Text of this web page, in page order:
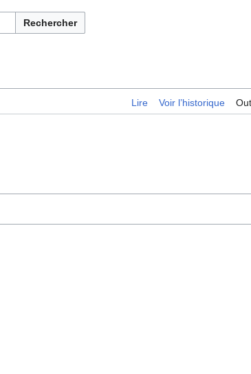
Rechercher
Lire Voir l’historique